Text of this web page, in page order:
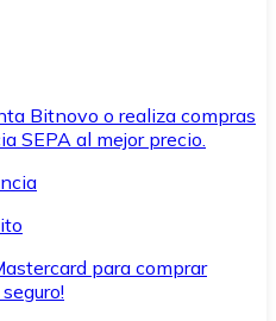
Bitnovo o realiza compras
SEPA al mejor precio.
para comprar